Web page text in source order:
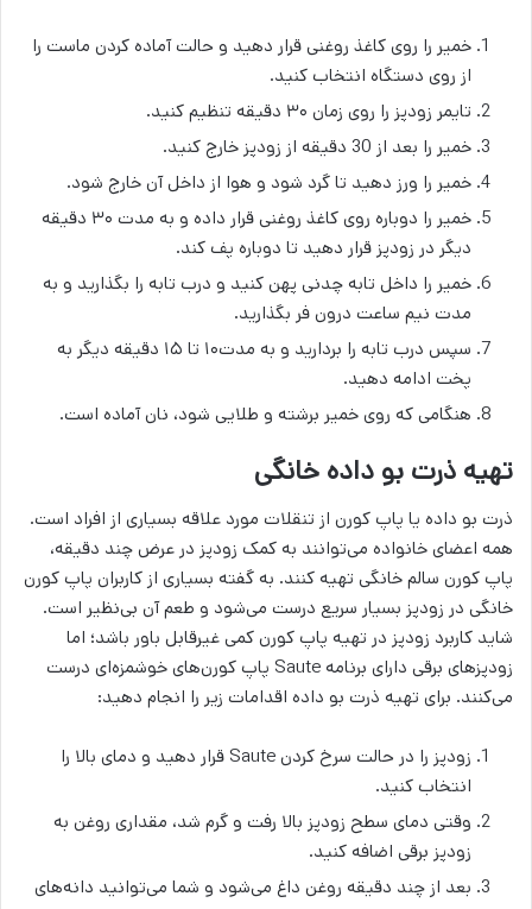
خمیر را روی کاغذ روغنی قرار دهید و حالت آماده کردن ماست را
از روی دستگاه انتخاب کنید.
تایمر زودپز را روی زمان ۳۰ دقیقه تنظیم کنید.
خمیر را بعد از 30 دقیقه از زودپز خارج کنید.
خمیر را ورز دهید تا گرد شود و هوا از داخل آن خارج شود.
خمیر را دوباره روی کاغذ روغنی قرار داده و به مدت ۳۰ دقیقه
دیگر در زودپز قرار دهید تا دوباره پف کند.
خمیر را داخل تابه چدنی پهن کنید و درب تابه را بگذارید و به
مدت نیم ساعت درون فر بگذارید.
سپس درب تابه را بردارید و به مدت۱۰ تا ۱۵ دقیقه دیگر به
پخت ادامه دهید.
هنگامی که روی خمیر برشته و طلایی شود، نان آماده است.
تهیه ذرت بو داده خانگی
ذرت بو داده یا پاپ کورن از تنقلات مورد علاقه‌ بسیاری از افراد است.
همه اعضای خانواده می‌توانند به کمک زودپز در عرض چند دقیقه،
پاپ کورن سالم خانگی تهیه ‌کنند. به گفته بسیاری از کاربران پاپ کورن
خانگی در زودپز بسیار سریع درست می‌شود و طعم آن بی‌نظیر است.
شاید کاربرد زودپز در تهیه پاپ کورن کمی غیرقابل باور باشد؛ اما
زودپزهای برقی دارای برنامه Saute پاپ کورن‌های خوشمزه‌ای درست
می‌کنند. برای تهیه ذرت بو داده اقدامات زیر را انجام دهید:
زودپز را در حالت سرخ کردن Saute قرار دهید و دمای بالا را
انتخاب کنید.
وقتی دمای سطح زودپز بالا رفت و گرم شد، مقداری روغن به
زودپز برقی اضافه کنید.
بعد از چند دقیقه روغن داغ می‌شود و شما می‌توانید دانه‌های